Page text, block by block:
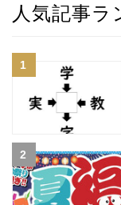
人気記事ラ